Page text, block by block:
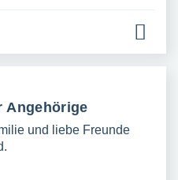
Angehörige
und liebe Freunde